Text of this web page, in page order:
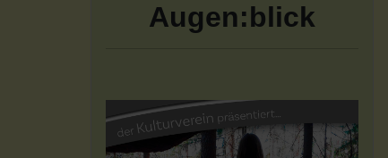
Augen:blick